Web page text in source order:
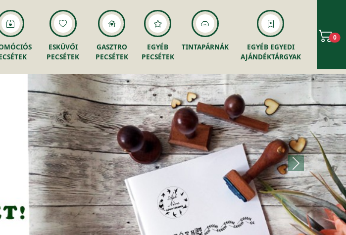
ESKÜVŐI
PECSÉTEK
GASZTRO
PECSÉTEK
EGYÉB
PECSÉTEK
TINTAPÁRNÁK
EGYÉB EGYEDI
AJÁNDÉKTÁRGYAK
0
Következő